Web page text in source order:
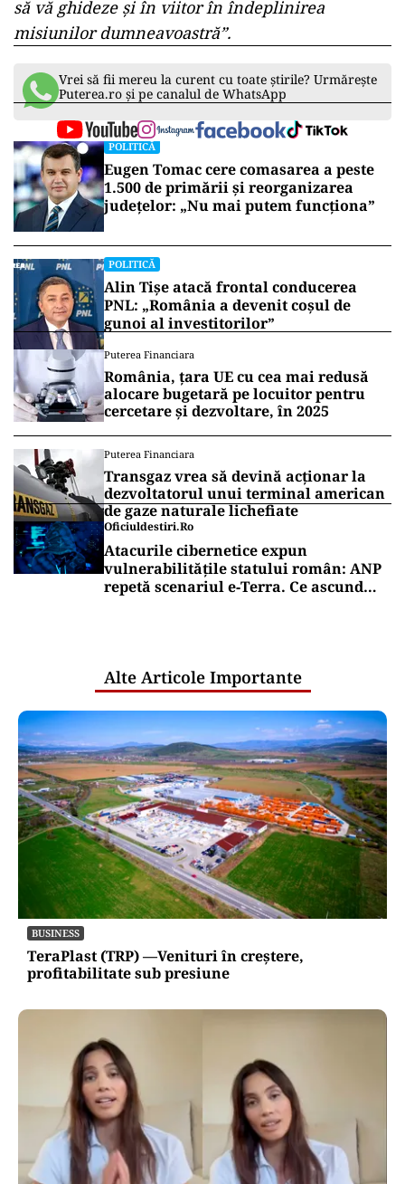
să vă ghideze și în viitor în îndeplinirea
misiunilor dumneavoastră”.
Vrei să fii mereu la curent cu toate știrile? Urmărește
Puterea.ro și pe canalul de WhatsApp
POLITICĂ
Eugen Tomac cere comasarea a peste
1.500 de primării și reorganizarea
județelor: „Nu mai putem funcționa”
POLITICĂ
Alin Tișe atacă frontal conducerea
PNL: „România a devenit coșul de
gunoi al investitorilor”
Puterea Financiara
România, țara UE cu cea mai redusă
alocare bugetară pe locuitor pentru
cercetare și dezvoltare, în 2025
Puterea Financiara
Transgaz vrea să devină acționar la
dezvoltatorul unui terminal american
de gaze naturale lichefiate
Oficiuldestiri.ro
Atacurile cibernetice expun
vulnerabilitățile statului român: ANP
repetă scenariul e‑Terra. Ce ascund
Alte Articole Importante
BUSINESS
TeraPlast (TRP) —Venituri în creștere,
profitabilitate sub presiune